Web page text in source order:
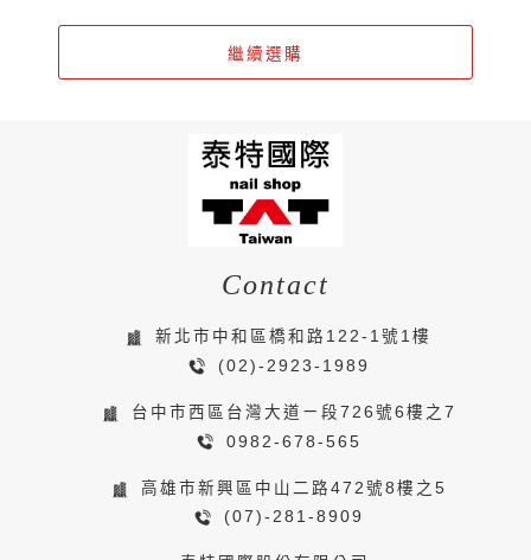
繼續選購
Contact
新北市中和區橋和路122-1號1樓
(02)-2923-1989
台中市西區台灣大道ㄧ段726號6樓之7
0982-678-565
高雄市新興區中山二路472號8樓之5
(07)-281-8909